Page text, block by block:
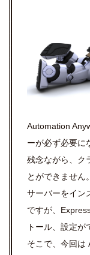
Automation
ーが必ず必要に
残念ながら、ク
とができません。
サーバーをイン
ですが、
トール、設定が
そこで、今回は